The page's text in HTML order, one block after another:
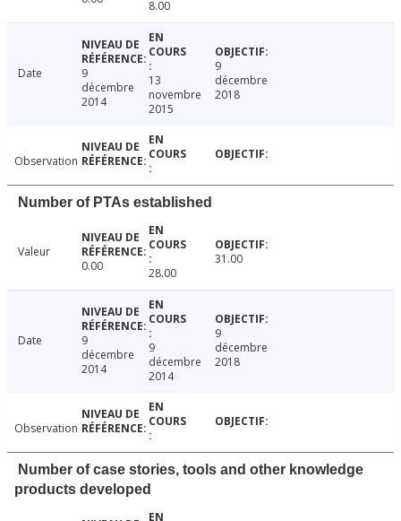
8.00
Date
9
décembre
2014
13
novembre
2015
9
décembre
2018
Observation
Number of PTAs established
Valeur
0.00
28.00
31.00
Date
9
décembre
2014
9
décembre
2014
9
décembre
2018
Observation
Number of case stories, tools and other knowledge
products developed